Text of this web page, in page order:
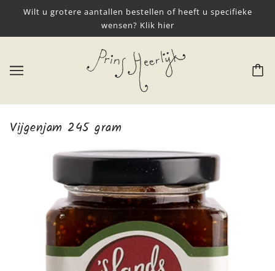
Wilt u grotere aantallen bestellen of heeft u specifieke
wensen? Klik hier
Vijgenjam 245 gram